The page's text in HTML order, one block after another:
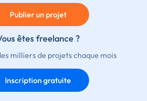
Publier un projet
êtes freelance ?
milliers de projets chaque mois
Inscription gratuite